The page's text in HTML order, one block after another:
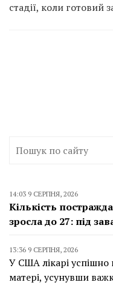
стадії, коли готовий
14:03 9 СЕРПНЯ, 2026
Кількість
зросла до 27: під
13:36 9 СЕРПНЯ, 2026
У США лікарі
матері, усунувши